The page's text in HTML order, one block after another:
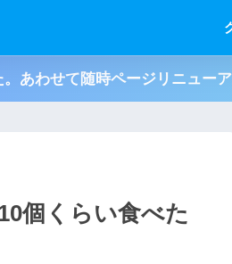
あわせて随時ページリニュー
個くらい食べた